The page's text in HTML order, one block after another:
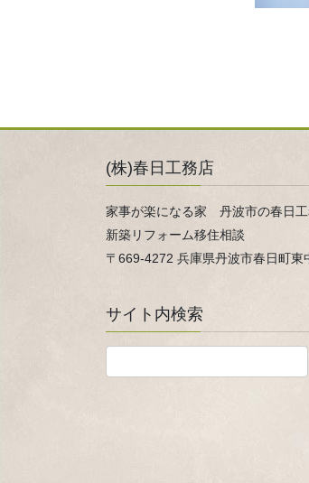
(株)春日工務店
家事が楽になる家 丹波市の春日
新築リフォーム移住相談
〒669-4272 兵庫県丹波市春日町東
サイト内検索